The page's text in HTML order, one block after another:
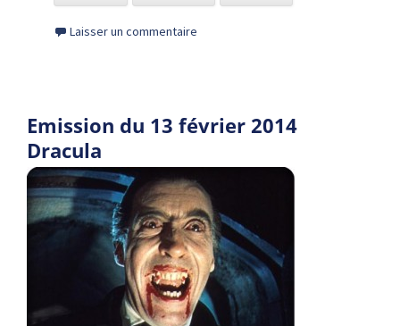
Laisser un commentaire
Emission du 13 février 2014
Dracula